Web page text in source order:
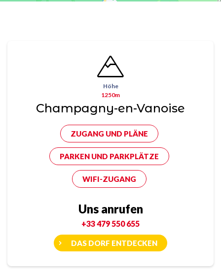
Höhe
1250m
Champagny-en-Vanoise
ZUGANG UND PLÄNE
PARKEN UND PARKPLÄTZE
WIFI-ZUGANG
Uns anrufen
+33 479 550 655
DAS DORF ENTDECKEN